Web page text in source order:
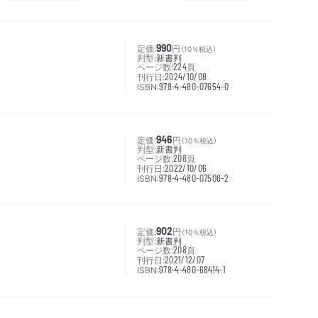
定価:990円 （10％税込）
判型:新書判
ページ数:224頁
刊行日:2024/10/08
ISBN:978-4-480-07654-0
定価:946円 （10％税込）
判型:新書判
ページ数:208頁
刊行日:2022/10/06
ISBN:978-4-480-07506-2
定価:902円 （10％税込）
判型:新書判
ページ数:208頁
刊行日:2021/12/07
ISBN:978-4-480-68414-1